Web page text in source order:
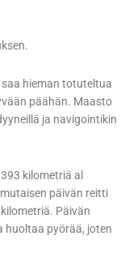
hieman totuteltua
päähän. Maasto
ja navigointikin
kilometriä al
päivän reitti
Päivän
huoltaa pyörää, joten